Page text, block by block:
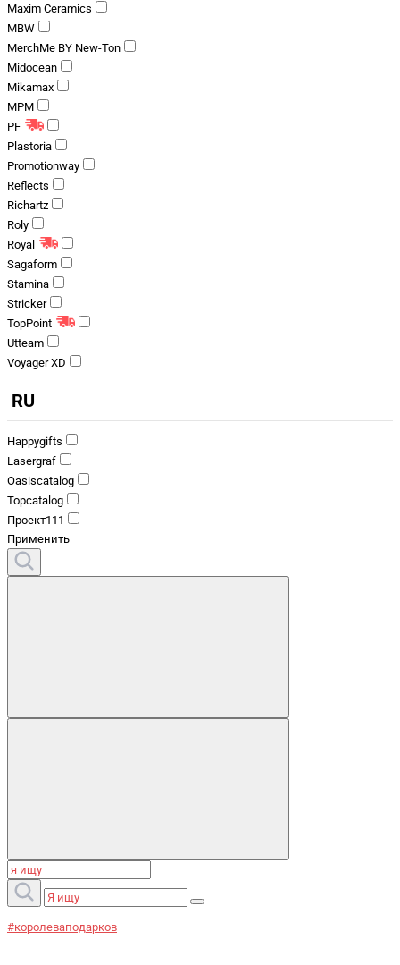
Maxim Ceramics
MBW
MerchMe BY New-Ton
Midocean
Mikamax
MPM
PF
Plastoria
Promotionway
Reflects
Richartz
Roly
Royal
Sagaform
Stamina
Stricker
TopPoint
Utteam
Voyager XD
RU
Happygifts
Lasergraf
Oasiscatalog
Topcatalog
Проект111
Применить
#королеваподарков